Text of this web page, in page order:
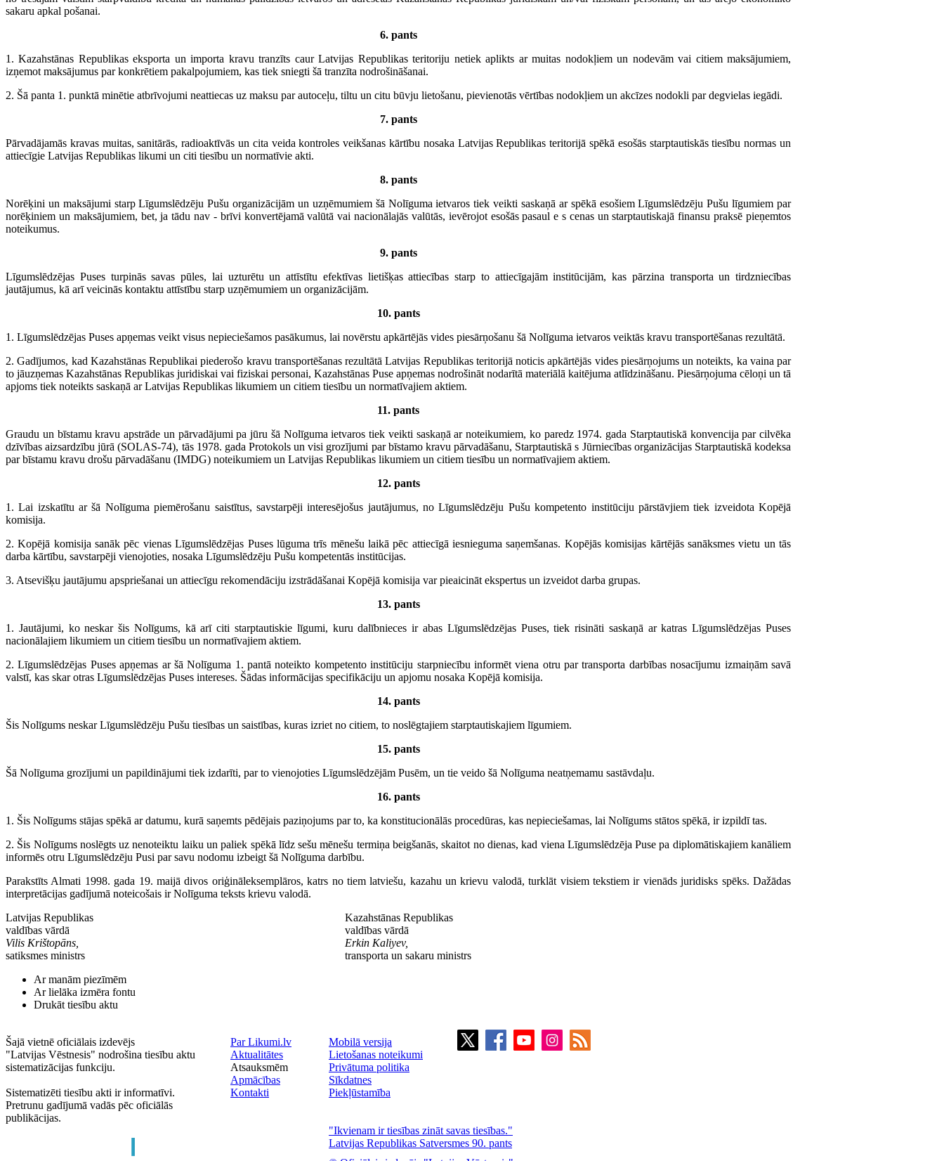
sakaru apkal pošanai.
6. pants
1. Kazahstānas Republikas eksporta un importa kravu tranzīts caur Latvijas Republikas teritoriju netiek aplikts ar muitas nodokļiem un nodevām vai citiem maksājumiem,
izņemot maksājumus par konkrētiem pakalpojumiem, kas tiek sniegti šā tranzīta nodrošināšanai.
2. Šā panta 1. punktā minētie atbrīvojumi neattiecas uz maksu par autoceļu, tiltu un citu būvju lietošanu, pievienotās vērtības nodokļiem un akcīzes nodokli par degvielas iegādi.
7. pants
Pārvadājamās kravas muitas, sanitārās, radioaktīvās un cita veida kontroles veikšanas kārtību nosaka Latvijas Republikas teritorijā spēkā esošās starptautiskās tiesību normas un
attiecīgie Latvijas Republikas likumi un citi tiesību un normatīvie akti.
8. pants
Norēķini un maksājumi starp Līgumslēdzēju Pušu organizācijām un uzņēmumiem šā Nolīguma ietvaros tiek veikti saskaņā ar spēkā esošiem Līgumslēdzēju Pušu līgumiem par
norēķiniem un maksājumiem, bet, ja tādu nav - brīvi konvertējamā valūtā vai nacionālajās valūtās, ievērojot esošās pasaul e s cenas un starptautiskajā finansu praksē pieņemtos
noteikumus.
9. pants
Līgumslēdzējas Puses turpinās savas pūles, lai uzturētu un attīstītu efektīvas lietišķas attiecības starp to attiecīgajām institūcijām, kas pārzina transporta un tirdzniecības
jautājumus, kā arī veicinās kontaktu attīstību starp uzņēmumiem un organizācijām.
10. pants
1. Līgumslēdzējas Puses apņemas veikt visus nepieciešamos pasākumus, lai novērstu apkārtējās vides piesārņošanu šā Nolīguma ietvaros veiktās kravu transportēšanas rezultātā.
2. Gadījumos, kad Kazahstānas Republikai piederošo kravu transportēšanas rezultātā Latvijas Republikas teritorijā noticis apkārtējās vides piesārņojums un noteikts, ka vaina par
to jāuzņemas Kazahstānas Republikas juridiskai vai fiziskai personai, Kazahstānas Puse apņemas nodrošināt nodarītā materiālā kaitējuma atlīdzināšanu. Piesārņojuma cēloņi un tā
apjoms tiek noteikts saskaņā ar Latvijas Republikas likumiem un citiem tiesību un normatīvajiem aktiem.
11. pants
Graudu un bīstamu kravu apstrāde un pārvadājumi pa jūru šā Nolīguma ietvaros tiek veikti saskaņā ar noteikumiem, ko paredz 1974. gada Starptautiskā konvencija par cilvēka
dzīvības aizsardzību jūrā (SOLAS-74), tās 1978. gada Protokols un visi grozījumi par bīstamo kravu pārvadāšanu, Starptautiskā s Jūrniecības organizācijas Starptautiskā kodeksa
par bīstamu kravu drošu pārvadāšanu (IMDG) noteikumiem un Latvijas Republikas likumiem un citiem tiesību un normatīvajiem aktiem.
12. pants
1. Lai izskatītu ar šā Nolīguma piemērošanu saistītus, savstarpēji interesējošus jautājumus, no Līgumslēdzēju Pušu kompetento institūciju pārstāvjiem tiek izveidota Kopējā
komisija.
2. Kopējā komisija sanāk pēc vienas Līgumslēdzējas Puses lūguma trīs mēnešu laikā pēc attiecīgā iesnieguma saņemšanas. Kopējās komisijas kārtējās sanāksmes vietu un tās
darba kārtību, savstarpēji vienojoties, nosaka Līgumslēdzēju Pušu kompetentās institūcijas.
3. Atsevišķu jautājumu apspriešanai un attiecīgu rekomendāciju izstrādāšanai Kopējā komisija var pieaicināt ekspertus un izveidot darba grupas.
13. pants
1. Jautājumi, ko neskar šis Nolīgums, kā arī citi starptautiskie līgumi, kuru dalībnieces ir abas Līgumslēdzējas Puses, tiek risināti saskaņā ar katras Līgumslēdzējas Puses
nacionālajiem likumiem un citiem tiesību un normatīvajiem aktiem.
2. Līgumslēdzējas Puses apņemas ar šā Nolīguma 1. pantā noteikto kompetento institūciju starpniecību informēt viena otru par transporta darbības nosacījumu izmaiņām savā
valstī, kas skar otras Līgumslēdzējas Puses intereses. Šādas informācijas specifikāciju un apjomu nosaka Kopējā komisija.
14. pants
Šis Nolīgums neskar Līgumslēdzēju Pušu tiesības un saistības, kuras izriet no citiem, to noslēgtajiem starptautiskajiem līgumiem.
15. pants
Šā Nolīguma grozījumi un papildinājumi tiek izdarīti, par to vienojoties Līgumslēdzējām Pusēm, un tie veido šā Nolīguma neatņemamu sastāvdaļu.
16. pants
1. Šis Nolīgums stājas spēkā ar datumu, kurā saņemts pēdējais paziņojums par to, ka konstitucionālās procedūras, kas nepieciešamas, lai Nolīgums stātos spēkā, ir izpildī tas.
2. Šis Nolīgums noslēgts uz nenoteiktu laiku un paliek spēkā līdz sešu mēnešu termiņa beigšanās, skaitot no dienas, kad viena Līgumslēdzēja Puse pa diplomātiskajiem kanāliem
informēs otru Līgumslēdzēju Pusi par savu nodomu izbeigt šā Nolīguma darbību.
Parakstīts Almati 1998. gada 19. maijā divos oriģināleksemplāros, katrs no tiem latviešu, kazahu un krievu valodā, turklāt visiem tekstiem ir vienāds juridisks spēks. Dažādas
interpretācijas gadījumā noteicošais ir Nolīguma teksts krievu valodā.
Latvijas Republikas
Kazahstānas Republikas
valdības vārdā
valdības vārdā
Vilis Krištopāns,
Erkin Kaliyev,
satiksmes ministrs
transporta un sakaru ministrs
Ar manām piezīmēm
Ar lielāka izmēra fontu
Drukāt tiesību aktu
Šajā vietnē oficiālais izdevējs
"Latvijas Vēstnesis" nodrošina tiesību aktu
sistematizācijas funkciju.
Sistematizēti tiesību akti ir informatīvi.
Pretrunu gadījumā vadās pēc oficiālās
publikācijas.
Par Likumi.lv
Aktualitātes
Atsauksmēm
Apmācības
Kontakti
Mobilā versija
Lietošanas noteikumi
Privātuma politika
Sīkdatnes
Piekļūstamība
"Ikvienam ir tiesības zināt savas tiesības."
Latvijas Republikas Satversmes 90. pants